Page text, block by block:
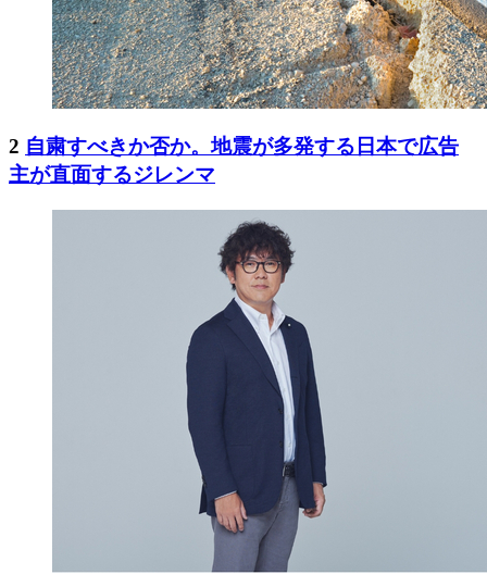
2 自粛すべきか否か。地震が多発する日本で広告
主が直面するジレンマ